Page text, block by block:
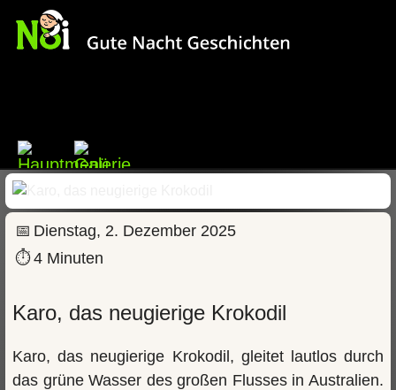
📅 Dienstag, 2. Dezember 2025
⏱4 Minuten
Karo, das neugierige Krokodil
Karo, das neugierige Krokodil, gleitet lautlos durch
das grüne Wasser des großen Flusses in Australien.